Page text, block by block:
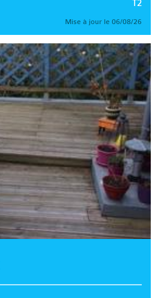
T2
Mise à jour le 06/08/26